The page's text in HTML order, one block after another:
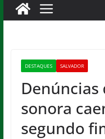
DESTAQUES SALVADOR
sonora
segundo